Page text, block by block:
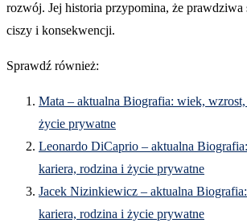
rozwój. Jej historia przypomina, że prawdziwa
ciszy i konsekwencji.
Sprawdź również:
Mata – aktualna Biografia: wiek,
życie prywatne
Leonardo DiCaprio – aktualna
kariera, rodzina i życie prywatne
Jacek Nizinkiewicz – aktualna
kariera, rodzina i życie prywatne